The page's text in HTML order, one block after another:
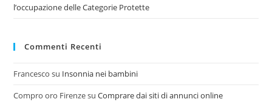
l’occupazione delle Categorie Protette
Commenti Recenti
Francesco su Insonnia nei bambini
Compro oro FirenzesuComprare dai siti di annunci online